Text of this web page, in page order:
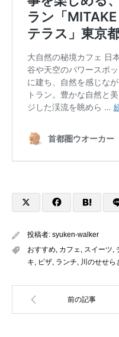
投稿者: syuken-walker
おすすめ, カフェ, スイーツ,
キ, ピザ, ランチ, 川のせせら